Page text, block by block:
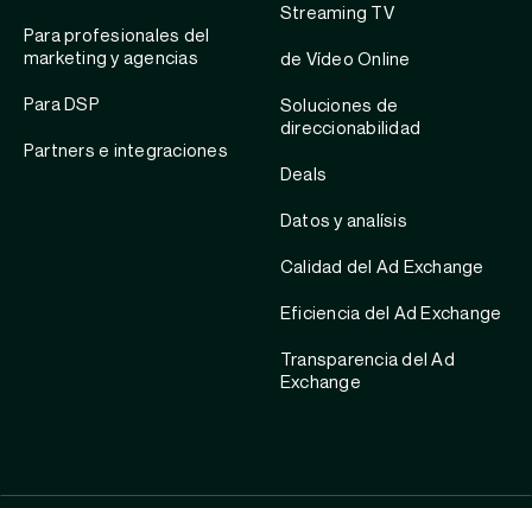
Para profesionales del
marketing y agencias
Para DSP
Partners e integraciones
Streaming TV
de Vídeo Online
Soluciones de
direccionabilidad
Deals
Datos y analísis
Calidad del Ad Exchange
Eficiencia del Ad Exchange
Transparencia del Ad
Exchange